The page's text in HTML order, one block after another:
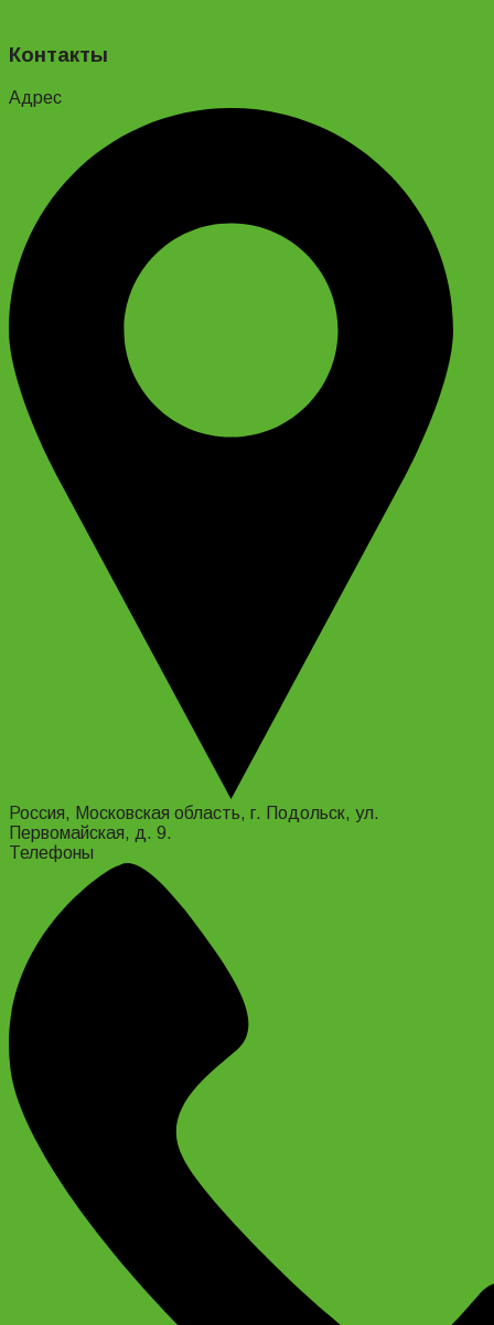
Контакты
Адрес
Россия, Московская область, г. Подольск, ул.
Первомайская, д. 9.
Телефоны